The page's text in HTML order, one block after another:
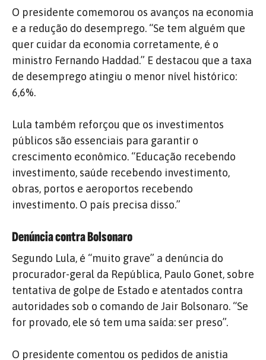
O presidente comemorou os avanços na economia
e a redução do desemprego. “Se tem alguém que
quer cuidar da economia corretamente, é o
ministro Fernando Haddad.” E destacou que a taxa
de desemprego atingiu o menor nível histórico:
6,6%.
Lula também reforçou que os investimentos
públicos são essenciais para garantir o
crescimento econômico. “Educação recebendo
investimento, saúde recebendo investimento,
obras, portos e aeroportos recebendo
investimento. O país precisa disso.”
Denúncia contra Bolsonaro
Segundo Lula, é “muito grave” a denúncia do
procurador-geral da República, Paulo Gonet, sobre
tentativa de golpe de Estado e atentados contra
autoridades sob o comando de Jair Bolsonaro. “Se
for provado, ele só tem uma saída: ser preso”.
O presidente comentou os pedidos de anistia